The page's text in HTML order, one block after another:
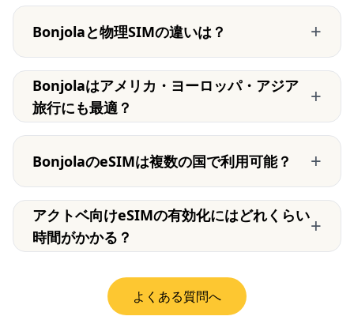
Bonjolaと物理SIMの違いは？ +
Bonjolaはアメリカ・ヨーロッパ・アジア
旅行にも最適？
+
BonjolaのeSIMは複数の国で利用可能？ +
アクトベ向けeSIMの有効化にはどれくらい
時間がかかる？
+
よくある質問へ